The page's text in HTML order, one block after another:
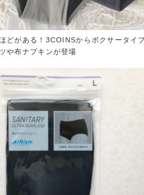
どがある！3COINSからボクサータイ
や布ナプキンが登場